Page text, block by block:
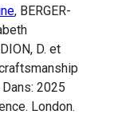
, BERGER-
D. et
2025
London.